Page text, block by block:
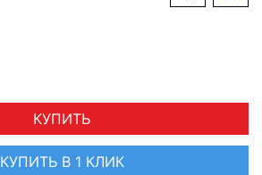
КУПИТЬ
КУПИТЬ В 1 КЛИК